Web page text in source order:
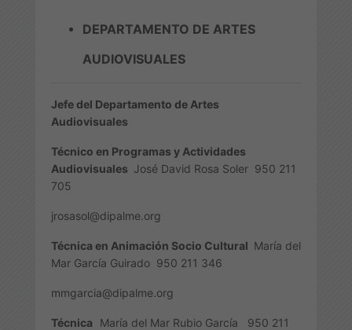
DEPARTAMENTO DE ARTES
AUDIOVISUALES
Jefe del Departamento de Artes
Audiovisuales
Técnico en Programas y Actividades
Audiovisuales José David Rosa Soler 950 211
705
jrosasol@dipalme.org
Técnica en Animación Socio Cultural María del
Mar García Guirado 950 211 346
mmgarcia@dipalme.org
Técnica
María del Mar Rubio García 950 211